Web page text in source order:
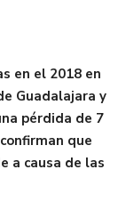
en el 2018 en
Guadalajara y
pérdida de 7
que
a causa de las